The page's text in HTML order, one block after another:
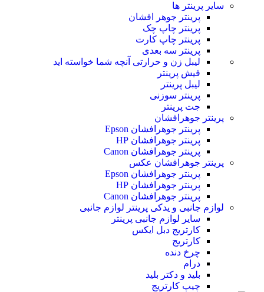
سایر پرینتر ها
پرینتر جوهر افشان
پرینتر چاپ چک
پرینتر چاپ کارت
پرینتر سه بعدی
لیبل زن و حرارتی آنچه شما خواسته اید
فیش پرینتر
لیبل پرینتر
پرینتر سوزنی
جت پرینتر
پرینتر جوهرافشان
پرینتر جوهرافشان Epson
پرینتر جوهرافشان HP
پرینتر جوهرافشان Canon
پرینتر جوهرافشان عکس
پرینتر جوهرافشان Epson
پرینتر جوهرافشان HP
پرینتر جوهرافشان Canon
لوازم جانبی و یدکی پرینتر لوازم جانبی
سایر لوازم جانبی پرینتر
کارتریج دبل ایکس
کارتریج
چرخ دنده
درام
بلید و دکتر بلید
چیپ کارتریج